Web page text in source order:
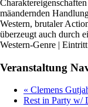
mäandernden
Western, brutaler
überzeugt auch durch
Western-Genre |
Veranstaltung
« Clemens
Rest in Party w/